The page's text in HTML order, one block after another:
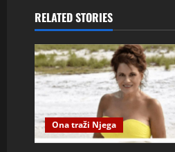
RELATED STORIES
Ona traži Njega